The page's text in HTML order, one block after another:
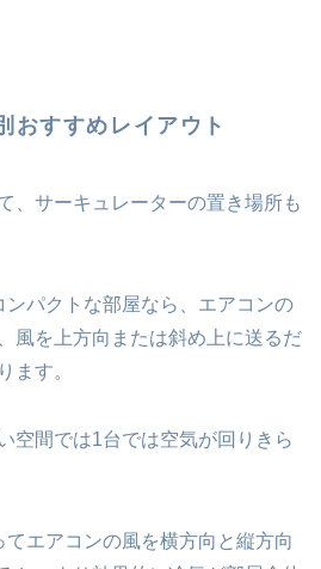
おすすめレイアウト
、サーキュレーターの置き場所も
パクトな部屋なら、エアコンの
風を上方向または斜め上に送るだ
ます。
空間では1台では空気が回りきら
エアコンの風を横方向と縦方向